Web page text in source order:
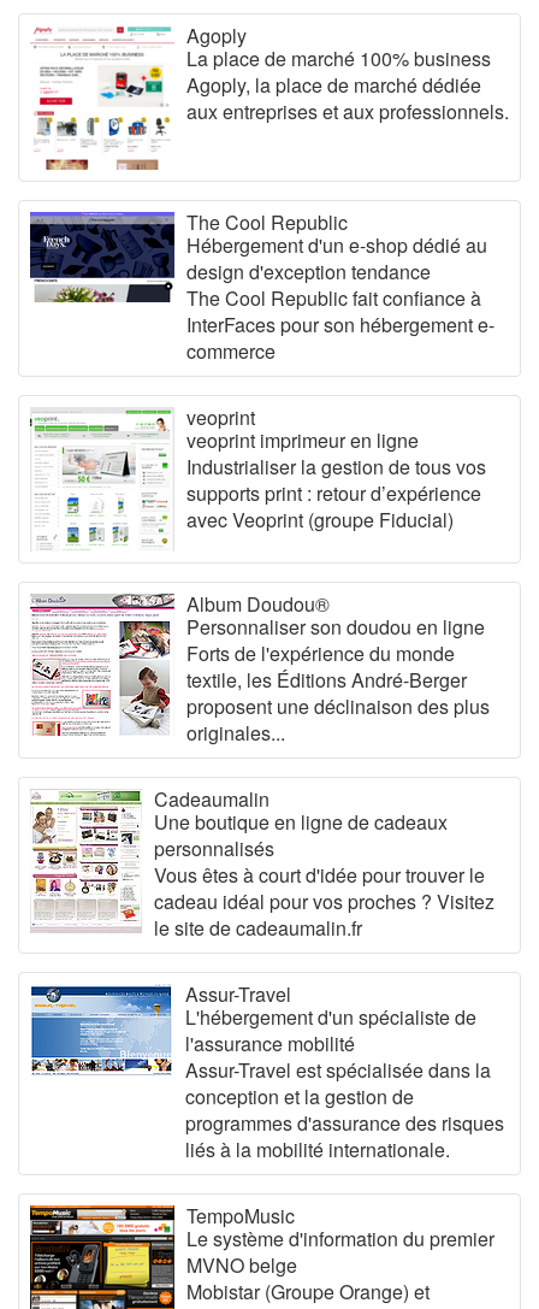
Agoply
La place de marché 100% business
Agoply, la place de marché dédiée
aux entreprises et aux professionnels.
The Cool Republic
Hébergement d'un e-shop dédié au
design d'exception tendance
The Cool Republic fait confiance à
InterFaces pour son hébergement e-
commerce
veoprint
veoprint imprimeur en ligne
Industrialiser la gestion de tous vos
supports print : retour d’expérience
avec Veoprint (groupe Fiducial)
Album Doudou®
Personnaliser son doudou en ligne
Forts de l'expérience du monde
textile, les Éditions André-Berger
proposent une déclinaison des plus
originales...
Cadeaumalin
Une boutique en ligne de cadeaux
personnalisés
Vous êtes à court d'idée pour trouver le
cadeau idéal pour vos proches ? Visitez
le site de cadeaumalin.fr
Assur-Travel
L'hébergement d'un spécialiste de
l'assurance mobilité
Assur-Travel est spécialisée dans la
conception et la gestion de
programmes d'assurance des risques
liés à la mobilité internationale.
TempoMusic
Le système d'information du premier
MVNO belge
Mobistar (Groupe Orange) et